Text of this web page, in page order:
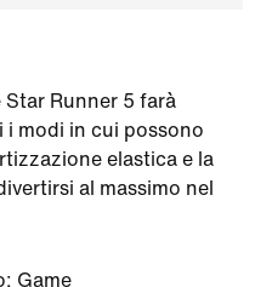
Star Runner 5 farà
modi in cui possono
elastica e la
al massimo nel
Game